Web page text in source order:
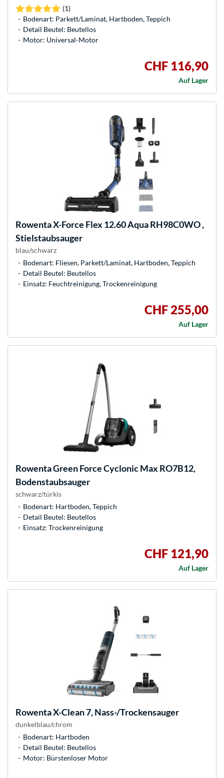
(1)
Bodenart: Parkett/Laminat, Hartboden, Teppich
Detail Beutel: Beutellos
Motor: Universal-Motor
CHF 116,90
Auf Lager
RowentaX-Force Flex 12.60 Aqua RH98C0WO ,
Stielstaubsauger
blau/schwarz
Bodenart: Fliesen, Parkett/Laminat, Hartboden, Teppich
Detail Beutel: Beutellos
Einsatz: Feuchtreinigung, Trockenreinigung
CHF 255,00
Auf Lager
RowentaGreen Force Cyclonic Max RO7B12,
Bodenstaubsauger
schwarz/türkis
Bodenart: Hartboden, Teppich
Detail Beutel: Beutellos
Einsatz: Trockenreinigung
CHF 121,90
Auf Lager
RowentaX-Clean 7, Nass-/Trockensauger
dunkelblau/chrom
Bodenart: Hartboden
Detail Beutel: Beutellos
Motor: Bürstenloser Motor